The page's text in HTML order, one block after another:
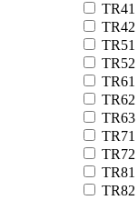
TR41
TR42
TR51
TR52
TR61
TR62
TR63
TR71
TR72
TR81
TR82